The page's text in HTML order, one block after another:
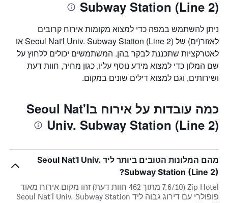
Subway Station (Line 2)
ניתן להשתמש במפה כדי למצוא מקומות אירוח קרובים
לאזור(ים) של Seoul Nat'l Univ. Subway Station (Line 2) או
לאטרקציות שתכננת לבקר בהן. המשתמשים יכולים ללחוץ על
שם המלון כדי למצוא מידע נוסף עליו, כגון מחיר, חוות דעת
ושירותים, וגם למצוא דילים שונים במקום.
כמה עובדות על אירוח בSeoul Nat'l
Univ. Subway Station (Line 2)
מהם המלונות הטובים ביותר ליד Seoul Nat'l Univ.
Subway Station (Line 2)?
Zip Hotel (7.6/10 מתוך 462 חוות דעת) זהו מקום אירוח מאוד
פופולרי עם דירוג גבוה ליד Seoul Nat'l Univ. Subway Station